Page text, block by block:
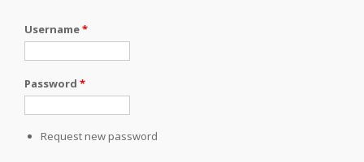
Username*
Password *
Request new password